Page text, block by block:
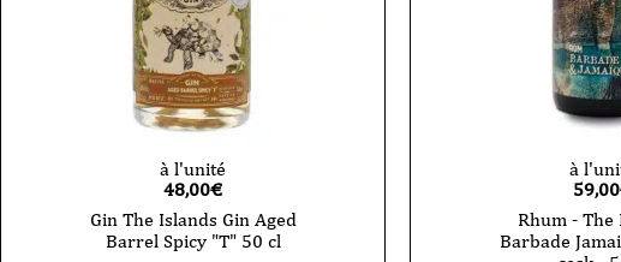
à l'unité
48,00€
Gin The Islands Gin Aged
Barrel Spicy "T" 50 cl
à
59,00
Rhum - The
Barbade